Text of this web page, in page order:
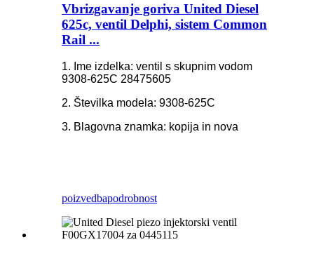
Vbrizgavanje goriva United Diesel
625c, ventil Delphi, sistem Common
Rail ...
1. Ime izdelka: ventil s skupnim vodom
9308-625C 28475605
2. Številka modela: 9308-625C
3. Blagovna znamka: kopija in nova
poizvedbapodrobnost